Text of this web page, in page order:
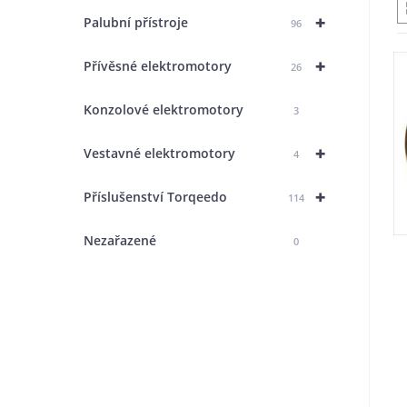
+
Palubní přístroje 96
+
Přívěsné elektromotory 26
Konzolové elektromotory 3
+
Vestavné elektromotory 4
+
Příslušenství Torqeedo 114
Nezařazené 0